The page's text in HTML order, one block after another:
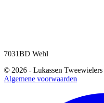
7031BD Wehl
© 2026 - Lukassen
Algemene voorwaarden